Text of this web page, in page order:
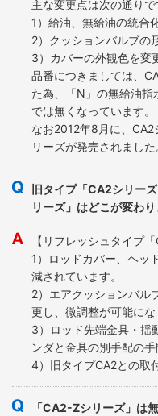
主な変更点は次の通りで
1）給油、無給油の統合化
2）クッションバルブの
3）カバーの外観色を変
品番につきましては、
た為、「N」の無給油
では無くなっています。
なお2012年8月に、
リーズが発売されました
旧タイプ「CA2シリー
リーズ」はどこが変わり
【リフレッシュタイプ
1）ロッドカバー、ヘッ
減されています。
2）エアクッションバル
更し、微調整が可能にな
3）ロッド先端金具・揺
ンダと金具の別手配の手
4）旧タイプCA2との取
「CA2-Zシリーズ」は